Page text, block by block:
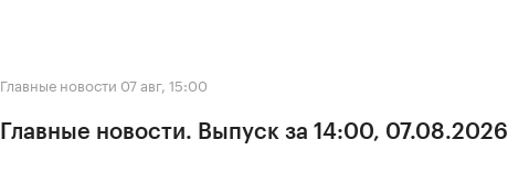
Главные новости 07 авг, 15:00
Главные новости. Выпуск за 14:00, 07.08.2026